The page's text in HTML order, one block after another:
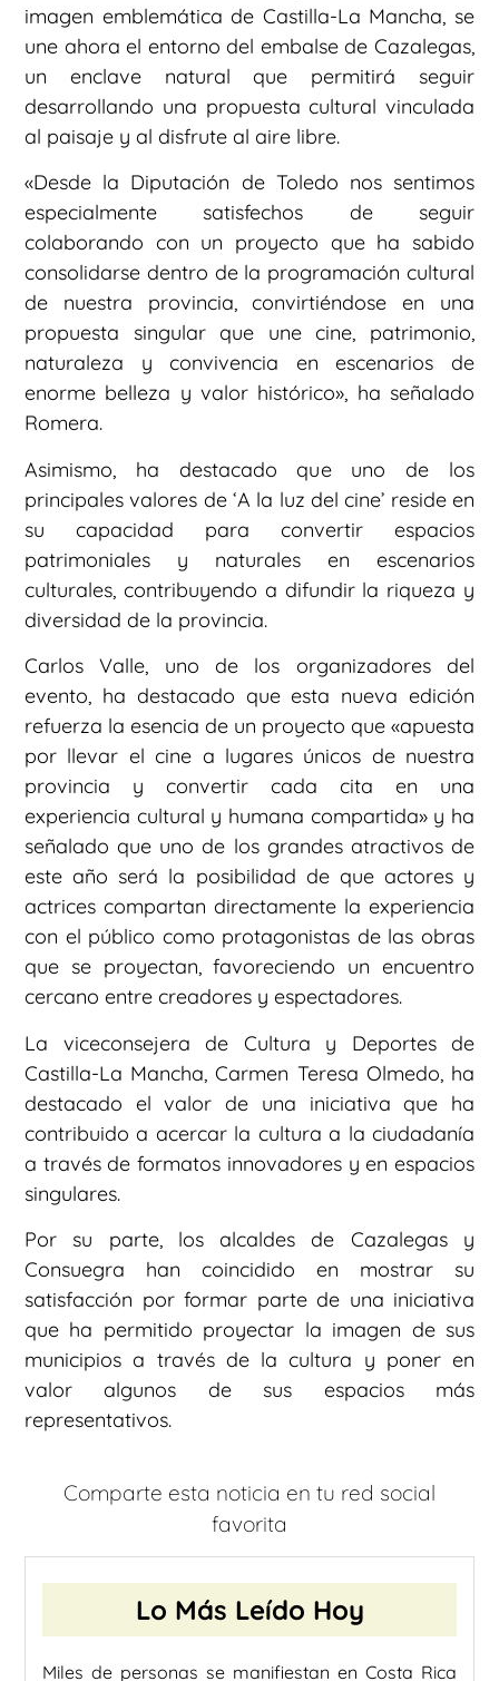
imagen emblemática de Castilla-La Mancha, se
une ahora el entorno del embalse de Cazalegas,
un enclave natural que permitirá seguir
desarrollando una propuesta cultural vinculada
al paisaje y al disfrute al aire libre.
«Desde la Diputación de Toledo nos sentimos
especialmente satisfechos de seguir
colaborando con un proyecto que ha sabido
consolidarse dentro de la programación cultural
de nuestra provincia, convirtiéndose en una
propuesta singular que une cine, patrimonio,
naturaleza y convivencia en escenarios de
enorme belleza y valor histórico», ha señalado
Romera.
Asimismo, ha destacado que uno de los
principales valores de ‘A la luz del cine’ reside en
su capacidad para convertir espacios
patrimoniales y naturales en escenarios
culturales, contribuyendo a difundir la riqueza y
diversidad de la provincia.
Carlos Valle, uno de los organizadores del
evento, ha destacado que esta nueva edición
refuerza la esencia de un proyecto que «apuesta
por llevar el cine a lugares únicos de nuestra
provincia y convertir cada cita en una
experiencia cultural y humana compartida» y ha
señalado que uno de los grandes atractivos de
este año será la posibilidad de que actores y
actrices compartan directamente la experiencia
con el público como protagonistas de las obras
que se proyectan, favoreciendo un encuentro
cercano entre creadores y espectadores.
La viceconsejera de Cultura y Deportes de
Castilla-La Mancha, Carmen Teresa Olmedo, ha
destacado el valor de una iniciativa que ha
contribuido a acercar la cultura a la ciudadanía
a través de formatos innovadores y en espacios
singulares.
Por su parte, los alcaldes de Cazalegas y
Consuegra han coincidido en mostrar su
satisfacción por formar parte de una iniciativa
que ha permitido proyectar la imagen de sus
municipios a través de la cultura y poner en
valor algunos de sus espacios más
representativos.
Comparte esta noticia en tu red social
favorita
Lo Más Leído Hoy
Miles de personas se manifiestan en Costa Rica